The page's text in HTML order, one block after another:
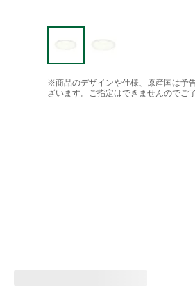
※商品のデザインや仕様、原産国は予
ざいます。ご指定はできませんのでご